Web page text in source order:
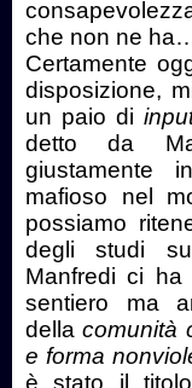
che non ne
Certamente
disposizione,
un paio di
detto da
giustamente
mafioso nel
possiamo
degli studi
Manfredi ci ha
sentiero ma
dellacomunità
e forma
è stato il